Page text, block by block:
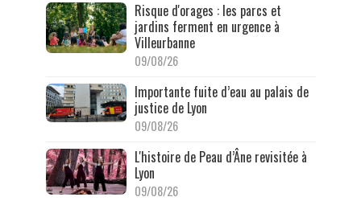
Risque d'orages : les parcs et
jardins ferment en urgence à
Villeurbanne
09/08/26
Importante fuite d’eau au palais de
justice de Lyon
09/08/26
L'histoire de Peau d’Âne revisitée à
Lyon
09/08/26